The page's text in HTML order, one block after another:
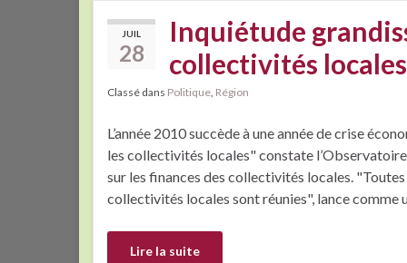
JUIL
28
Inquiétude
collectivités locales
Classé dans Politique, Région
L’année 2010 succède à une année de crise
les collectivités locales" constate
sur les finances des collectivités locales.
collectivités locales sont réunies", lance comme
Lire la suite